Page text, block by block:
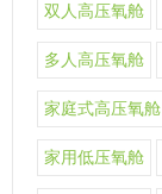
双人高压氧舱
多人高压氧舱
家庭式高压氧舱
家用低压氧舱